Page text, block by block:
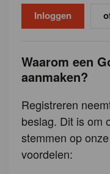
Waarom een
aanmaken?
Registreren
beslag. Dit is om
stemmen op
voordelen: